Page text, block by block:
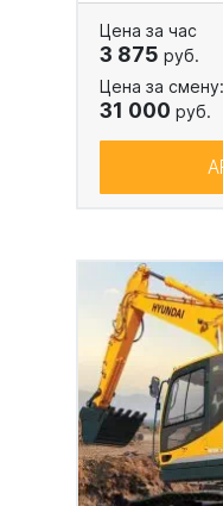
Цена за час
3 875 руб.
Цена за смену:
31 000 руб.